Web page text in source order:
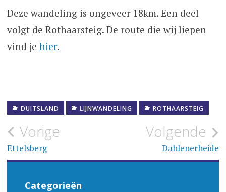
Deze wandeling is ongeveer 18km. Een deel
volgt de Rothaarsteig. De route die wij liepen
vind je hier.
DUITSLAND LIJNWANDELING ROTHAARSTEIG
Bericht
navigatie
Vorige
Ettelsberg
Volgende
Dahlenerheide
Categorieën